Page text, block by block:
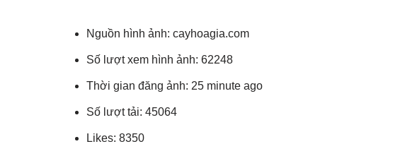
Nguồn hình ảnh: cayhoagia.com
Số lượt xem hình ảnh: 62248
Thời gian đăng ảnh: 25 minute ago
Số lượt tải: 45064
Likes: 8350